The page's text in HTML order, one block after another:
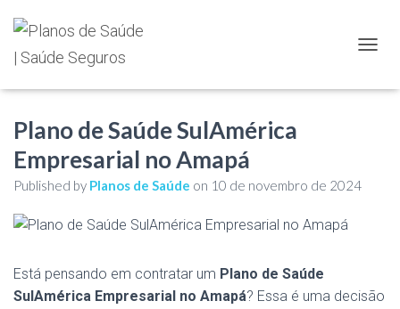
Plano de Saúde SulAmérica
Empresarial no Amapá
Published by Planos de Saúde on 10 de novembro de 2024
Está pensando em contratar um Plano de Saúde
SulAmérica Empresarial no Amapá? Essa é uma decisão